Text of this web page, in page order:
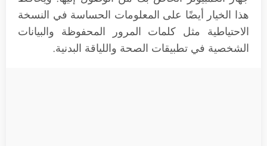
هذا الخيار أيضًا على المعلومات الحساسة في النسخة
الاحتياطية مثل كلمات المرور المحفوظة والبيانات
الشخصية في تطبيقات الصحة واللياقة البدنية.